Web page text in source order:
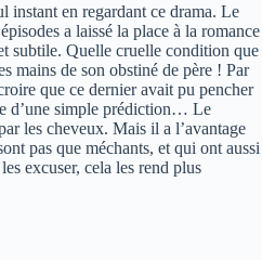
instant en regardant ce drama. Le
a laissé la place à la romance
subtile. Quelle cruelle condition que
mains de son obstiné de père ! Par
que ce dernier avait pu pencher
d’une simple prédiction… Le
les cheveux. Mais il a l’avantage
pas que méchants, et qui ont aussi
excuser, cela les rend plus